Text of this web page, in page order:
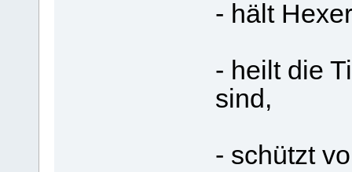
- hält
- heilt die
sind,
- schützt